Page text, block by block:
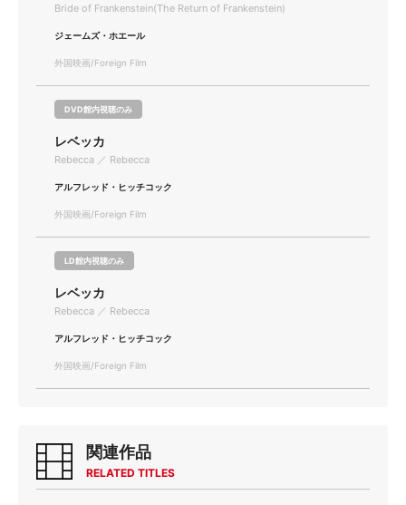
Bride of Frankenstein(The Return of Frankenstein)
ジェームズ・ホエール
外国映画/Foreign Film
DVD館内視聴のみ
レベッカ
Rebecca ／ Rebecca
アルフレッド・ヒッチコック
外国映画/Foreign Film
LD館内視聴のみ
レベッカ
Rebecca ／ Rebecca
アルフレッド・ヒッチコック
外国映画/Foreign Film
関連作品
RELATED TITLES